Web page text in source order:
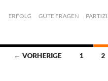
ERFOLG GUTE FRAGEN
Beitragsnavigation
← VORHERIGE 1 2